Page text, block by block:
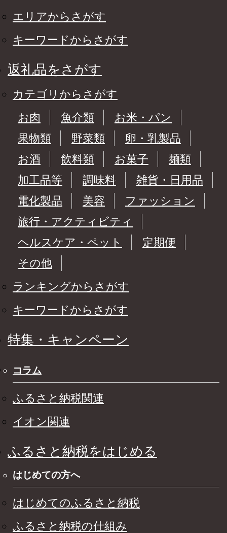
エリアからさがす
キーワードからさがす
返礼品をさがす
カテゴリからさがす
お肉
魚介類
お米・パン
果物類
野菜類
卵・乳製品
お酒
飲料類 お菓子
麺類
加工品等
調味料
雑貨・日用品
電化製品
美容
ファッション
旅行・アクティビティ
ヘルスケア・ペット
定期便
その他
ランキングからさがす
キーワードからさがす
特集・キャンペーン
コラム
ふるさと納税関連
イオン関連
ふるさと納税をはじめる
はじめての方へ
はじめてのふるさと納税
ふるさと納税の仕組み